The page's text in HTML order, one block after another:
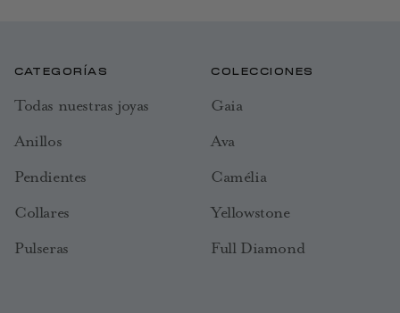
CATEGORÍAS
Todas nuestras joyas
Anillos
Pendientes
Collares
Pulseras
COLECCIONES
Gaia
Ava
Camélia
Yellowstone
Full Diamond